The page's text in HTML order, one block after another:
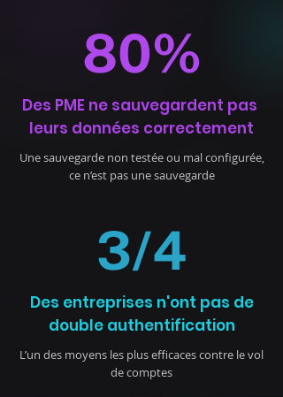
80%
Des PME ne sauvegardent pas
leurs données correctement
Une sauvegarde non testée ou mal configurée,
ce n’est pas une sauvegarde
3/4
Des entreprises n'ont pas de
double authentification
L’un des moyens les plus efficaces contre le vol
de comptes